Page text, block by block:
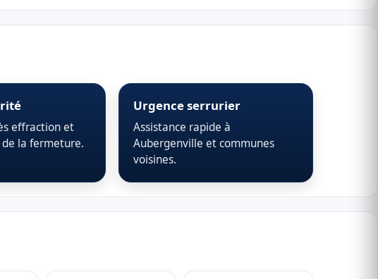
effraction et
la fermeture.
Urgence serrurier
Assistance rapide à
Aubergenville et communes
voisines.